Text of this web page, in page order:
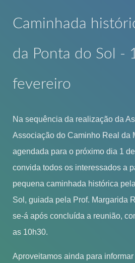
Caminhada
da Ponta do Sol -
fevereiro
Na sequência da realização da
Associação do Caminho Real da
agendada para o próximo dia 1
convida todos os interessados a
pequena caminhada histórica
Sol, guiada pela Prof. Margarida
se-á após concluída a reunião,
as 10h30.
Aproveitamos ainda para